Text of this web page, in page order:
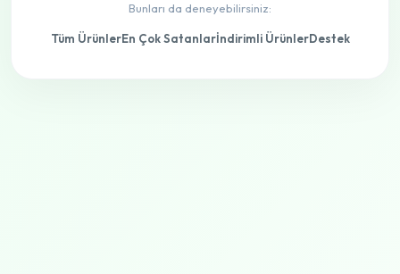
Bunları da deneyebilirsiniz:
Tüm ÜrünlerEn Çok Satanlarİndirimli ÜrünlerDestek